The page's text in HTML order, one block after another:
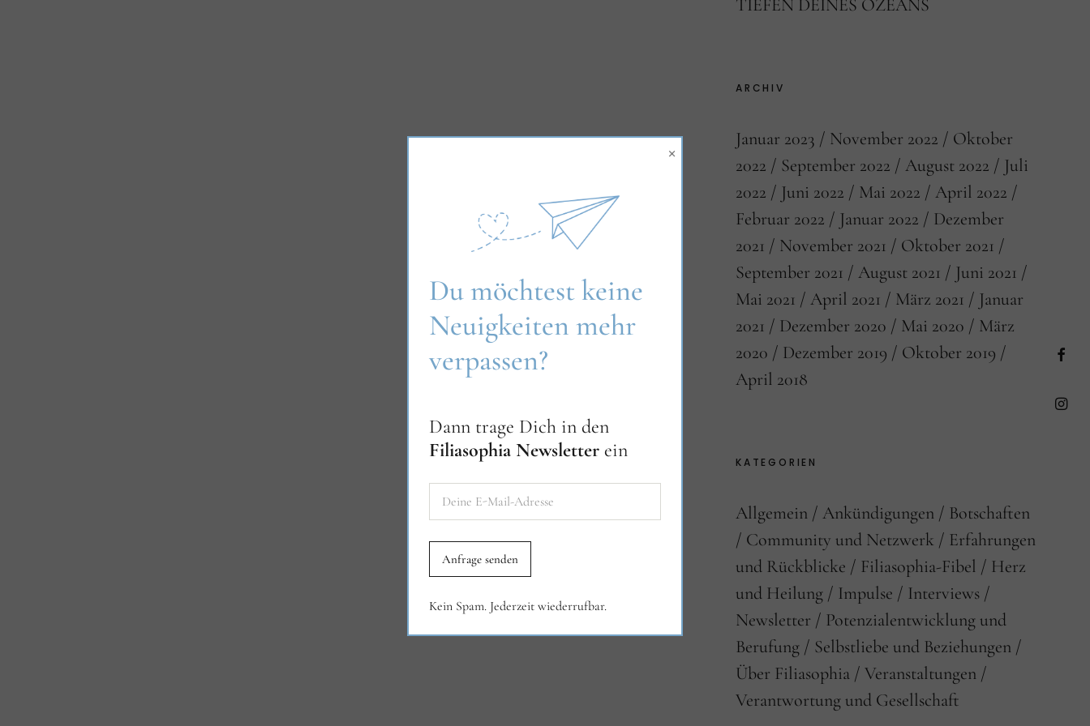
TIEFEN DEINES OZEANS
ARCHIV
Januar 2023 November 2022
Oktober
2022
September 2022 August 2022
Juli
2022
Juni 2022 Mai 2022
April 2022
Februar 2022
Januar 2022
Dezember
2021
November 2021
Oktober 2021
September 2021
August 2021
Juni 2021
Mai 2021
April 2021 März 2021
Januar
2021
Dezember 2020 Mai 2020
März
2020
Dezember 2019
Oktober 2019
April 2018
KATEGORIEN
Allgemein Ankündigungen
Botschaften
Community und Netzwerk
Erfahrungen
und Rückblicke
Filiasophia-Fibel
Herz
und Heilung
Impulse
Interviews
Newsletter
Potenzialentwicklung und
Berufung
Selbstliebe und Beziehungen
Über Filiasophia
Veranstaltungen
Verantwortung und Gesellschaft
Du möchtest keine
Neuigkeiten mehr
verpassen?
Dann trage Dich in den
Filiasophia Newsletter ein
Kein Spam. Jederzeit wiederrufbar.
×